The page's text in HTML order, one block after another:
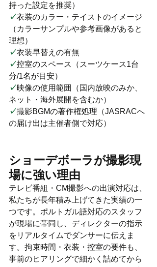
持った設定を推奨）
✓衣装のカラー・テイストのイメージ
（カラーサンプルや参考画像があると
理想）
✓衣装早替えの有無
✓控室のスペース（スーツケース1台
分/1名が目安）
✓映像の使用範囲（国内放映のみか、
ネット・海外展開を含むか）
✓撮影BGMの著作権処理（JASRACへ
の届け出は主催者側で対応）
ショーデボーラが撮影現
場に強い理由
テレビ番組・CM撮影への出演対応は、
私たちが長年積み上げてきた実績の一
つです。ポルトガル語対応のスタッフ
が現場に帯同し、ディレクターの指示
をリアルタイムでダンサーに伝えま
す。拘束時間・衣装・控室の要件も、
事前のヒアリングで細かく詰めてから